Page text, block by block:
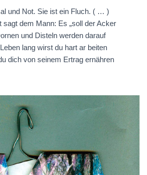
und Not. Sie ist ein Fluch. ( … )
sagt dem Mann: Es „soll der Acker
und Disteln werden darauf
lang wirst du hart ar­ beiten
dich von seinem Ertrag ernähren